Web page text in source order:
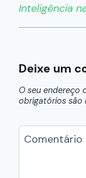
Inteligência
Deixe um
O seu endereço
obrigatórios são
Comentário